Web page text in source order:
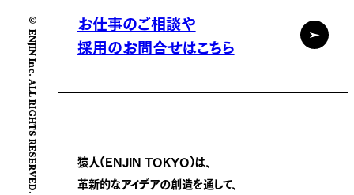
© ENJIN Inc. ALL RIGHTS RESERVED.
お仕事のご相談や
採用のお問合せはこちら
猿人(ENJIN TOKYO)は、
革新的なアイデアの創造を通して、